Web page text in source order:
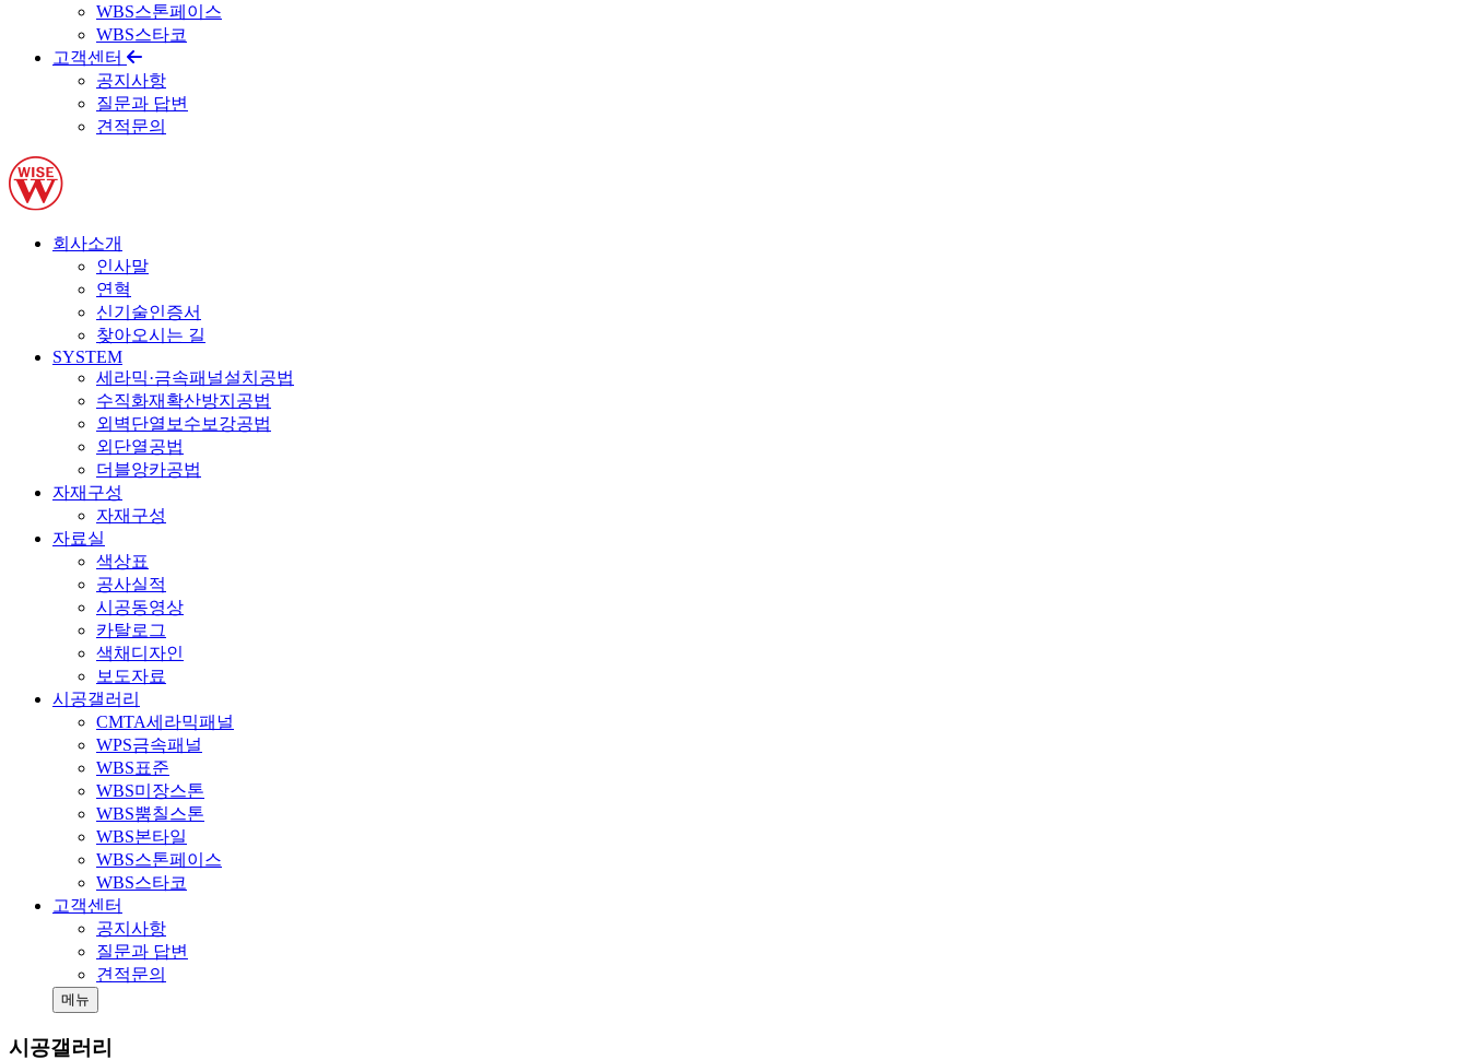
WBS스톤페이스
WBS스타코
고객센터
공지사항
질문과 답변
견적문의
회사소개
인사말
연혁
신기술인증서
찾아오시는 길
SYSTEM
세라믹·금속패널설치공법
수직화재확산방지공법
외벽단열보수보강공법
외단열공법
더블앙카공법
자재구성
자재구성
자료실
색상표
공사실적
시공동영상
카탈로그
색채디자인
보도자료
시공갤러리
CMTA세라믹패널
WPS금속패널
WBS표준
WBS미장스톤
WBS뿜칠스톤
WBS본타일
WBS스톤페이스
WBS스타코
고객센터
공지사항
질문과 답변
견적문의
메뉴
시공갤러리